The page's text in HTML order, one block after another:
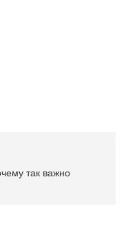
так важно